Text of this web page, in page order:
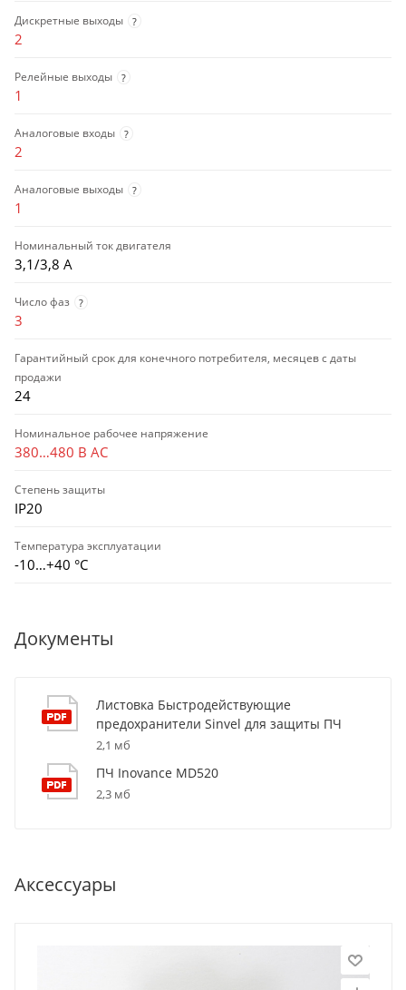
Дискретные выходы ?
2
Релейные выходы ?
1
Аналоговые входы ?
2
Аналоговые выходы ?
1
Номинальный ток двигателя
3,1/3,8 А
Число фаз ?
3
Гарантийный срок для конечного потребителя, месяцев с даты
продажи
24
Номинальное рабочее напряжение
380…480 В AC
Степень защиты
IP20
Температура эксплуатации
-10…+40 °С
Документы
Листовка Быстродействующие
предохранители Sinvel для защиты ПЧ
2,1 мб
ПЧ Inovance MD520
2,3 мб
Аксессуары